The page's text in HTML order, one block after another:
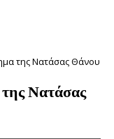
της Νατάσας Θάνου
Νατάσας